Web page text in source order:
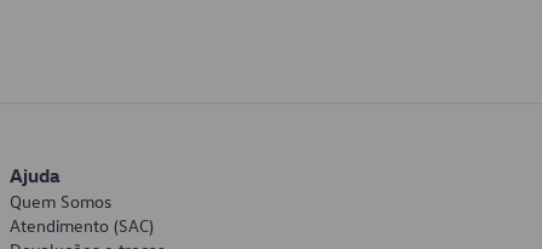
Ajuda
Quem Somos
Atendimento (SAC)